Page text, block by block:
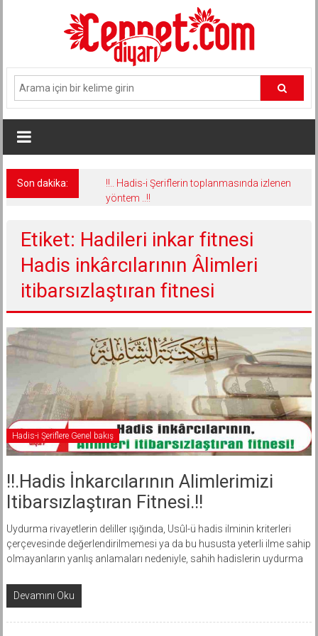
Son dakika:
!!.. Hadis-i Şeriflerin toplanmasında izlenen
yöntem ..!!
Etiket: Hadileri inkar fitnesi
Hadis inkârcılarının Âlimleri
itibarsızlaştıran fitnesi
Hadis-i Şeriflere Genel bakış
!!.Hadis İnkarcılarının Alimlerimizi
Itibarsızlaştıran Fitnesi.!!
Uydurma rivayetlerin deliller ışığında, Usûl-ü hadis ilminin kriterleri
çerçevesinde değerlendirilmemesi ya da bu hususta yeterli ilme sahip
olmayanların yanlış anlamaları nedeniyle, sahih hadislerin uydurma
Devamını Oku